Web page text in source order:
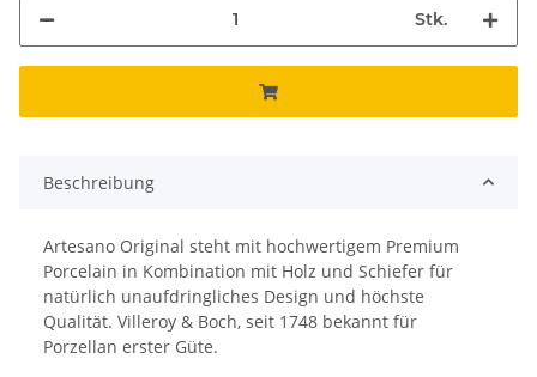
Stk.
Beschreibung
Artesano Original steht mit hochwertigem Premium
Porcelain in Kombination mit Holz und Schiefer für
natürlich unaufdringliches Design und höchste
Qualität. Villeroy & Boch, seit 1748 bekannt für
Porzellan erster Güte.